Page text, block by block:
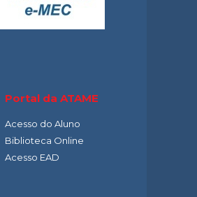
Portal da ATAME
Acesso do Aluno
Biblioteca Online
Acesso EAD